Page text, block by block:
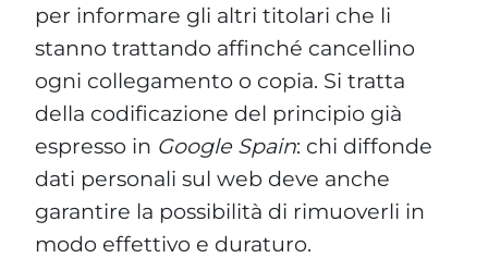
per informare gli altri titolari che li
stanno trattando affinché cancellino
ogni collegamento o copia. Si tratta
della codificazione del principio già
espresso in Google Spain: chi diffonde
dati personali sul web deve anche
garantire la possibilità di rimuoverli in
modo effettivo e duraturo.